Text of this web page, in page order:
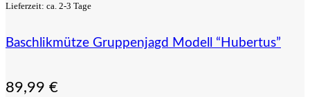
Lieferzeit: ca. 2-3 Tage
Baschlikmütze Gruppenjagd Modell “Hubertus”
89,99 €